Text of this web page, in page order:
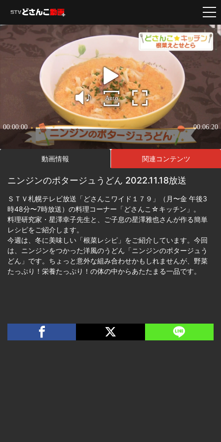
動画情報 関連コンテンツ
ニンジンのポタージュうどん 2022.11.18放送
ＳＴＶ札幌テレビ放送「どさんこワイド１７９」（月〜金 午後3
時48分〜7時放送）の料理コーナー「どさんこ☆キッチン」。
料理研究家・星澤幸子先生と、ご子息の星澤雅也さんが作る簡単
レシピをご紹介します。
今週は、冬に美味しい「根菜レシピ」をご紹介しています。今回
は、ニンジンをつかった洋風のうどん「ニンジンのポタージュう
どん」です。ちょっと意外な組み合わせかもしれませんが、野菜
たっぷり！栄養たっぷり！の体の中からあたたまる一品です。